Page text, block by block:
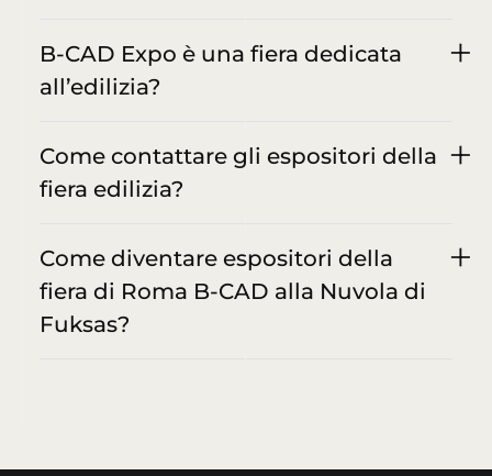
B-CAD Expo è una fiera dedicata
all’edilizia?
Come contattare gli espositori della
fiera edilizia?
Come diventare espositori della
fiera di Roma B-CAD alla Nuvola di
Fuksas?